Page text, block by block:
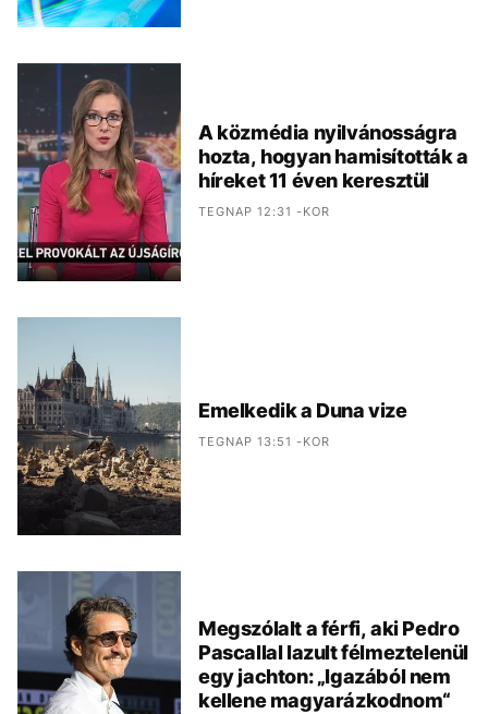
A közmédia nyilvánosságra
hozta, hogyan hamisították a
híreket 11 éven keresztül
TEGNAP 12:31 -KOR
Emelkedik a Duna vize
TEGNAP 13:51 -KOR
Megszólalt a férfi, aki Pedro
Pascallal lazult félmeztelenül
egy jachton: „Igazából nem
kellene magyarázkodnom“